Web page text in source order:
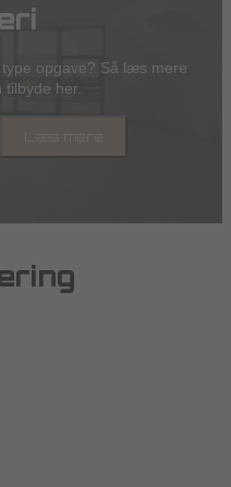
opgave? Så læs mere
tilbyde her.
Læs mere